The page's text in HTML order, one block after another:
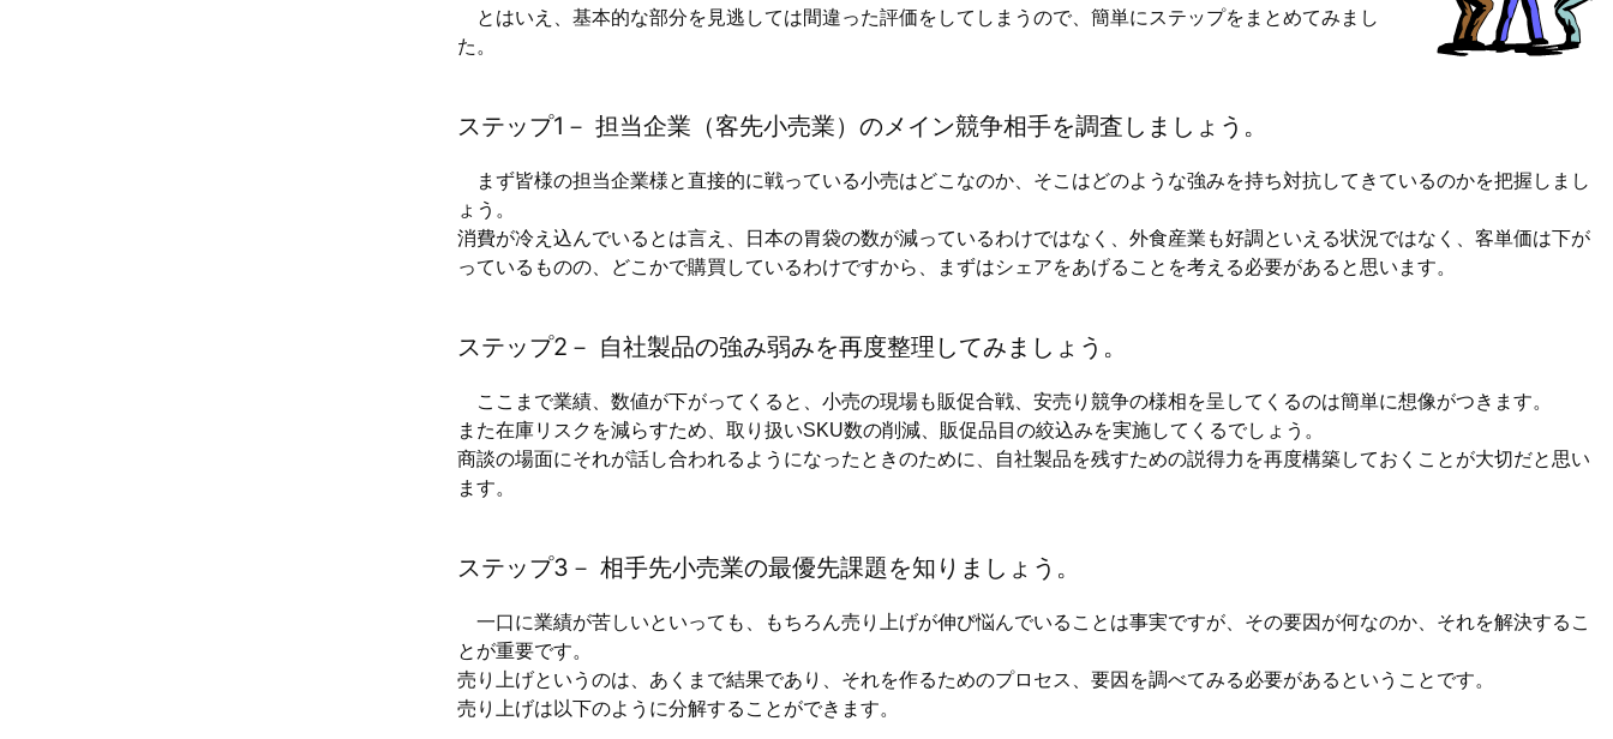
とはいえ、基本的な部分を見逃しては間違った評価をしてしまうので、簡単にステップをまとめてみまし
た。
ステップ1－ 担当企業（客先小売業）のメイン競争相手を調査しましょう。
まず皆様の担当企業様と直接的に戦っている小売はどこなのか、そこはどのような強みを持ち対抗してきているのかを把握しまし
ょう。
消費が冷え込んでいるとは言え、日本の胃袋の数が減っているわけではなく、外食産業も好調といえる状況ではなく、客単価は下が
っているものの、どこかで購買しているわけですから、まずはシェアをあげることを考える必要があると思います。
ステップ2－ 自社製品の強み弱みを再度整理してみましょう。
ここまで業績、数値が下がってくると、小売の現場も販促合戦、安売り競争の様相を呈してくるのは簡単に想像がつきます。
また在庫リスクを減らすため、取り扱いSKU数の削減、販促品目の絞込みを実施してくるでしょう。
商談の場面にそれが話し合われるようになったときのために、自社製品を残すための説得力を再度構築しておくことが大切だと思い
ます。
ステップ3－ 相手先小売業の最優先課題を知りましょう。
一口に業績が苦しいといっても、もちろん売り上げが伸び悩んでいることは事実ですが、その要因が何なのか、それを解決するこ
とが重要です。
売り上げというのは、あくまで結果であり、それを作るためのプロセス、要因を調べてみる必要があるということです。
売り上げは以下のように分解することができます。